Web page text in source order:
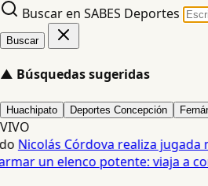
Buscar en SABES Deportes
Buscar
▲ Búsquedas sugeridas
Huachipato Deportes Concepción
VIVO
Nicolás Córdova realiza jugada
un elenco potente: viaja a